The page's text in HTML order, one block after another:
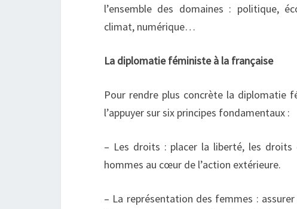
l’ensemble des domaines : politique,
climat, numérique…
La diplomatie féministe à la française
Pour rendre plus concrète la diplomatie
l’appuyer sur six principes fondamentaux :
– Les droits : placer la liberté, les
hommes au cœur de l’action extérieure.
– La représentation des femmes :